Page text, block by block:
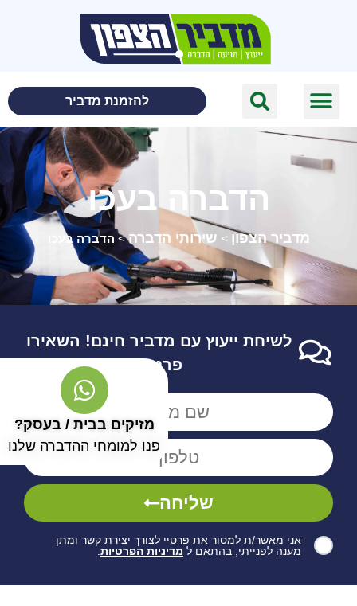
להזמנת מדביר
הדברה בעכו
מדביר הצפון > שירותי הדברה> הדברה בעכו
לשיחת ייעוץ עם מדביר חינם! השאירו
פרטים
אני מאשר/ת למסור את פרטיי לצורך יצירת קשר ומתן
מענה לפנייתי, בהתאם ל מדיניות הפרטיות
שליחה
מזיקים בבית / בעסק?
פנו למומחי ההדברה שלנו